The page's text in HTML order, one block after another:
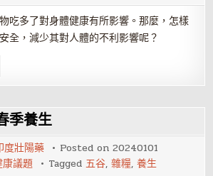
吃多了對身體健康有所影響。那麼，怎樣
全，減少其對人體的不利影響呢？
季養生
度壯陽藥 Posted on20240101
康議題 Tagged五谷,雜糧,養生